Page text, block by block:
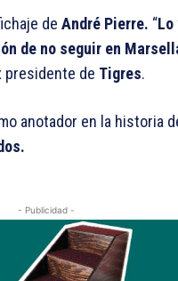
de André Pierre. “
de no seguir en
presidente de Tigres.
anotador en la historia
- Publicidad -